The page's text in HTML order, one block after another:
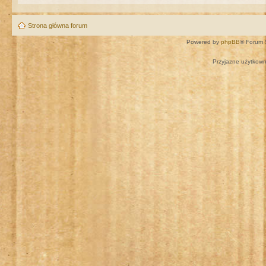
Strona główna forum
Powered by phpBB® Forum
Przyjazne